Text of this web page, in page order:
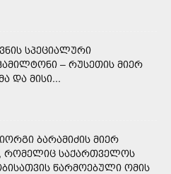
ᲡᲞᲔᲪᲘᲐᲚᲣᲠᲘ
– ᲠᲣᲡᲔᲗᲘᲡ ᲛᲘᲔᲠ
ᲓᲐ ᲛᲘᲡᲘ...
ᲑᲐᲠᲐᲛᲘᲫᲘᲡ ᲛᲘᲔᲠ
ᲠᲝᲛᲔᲚᲘᲪ ᲡᲐᲥᲐᲠᲗᲕᲔᲚᲝᲡ
ᲬᲐᲠᲛᲝᲔᲑᲣᲚᲘ ᲝᲛᲘᲡ